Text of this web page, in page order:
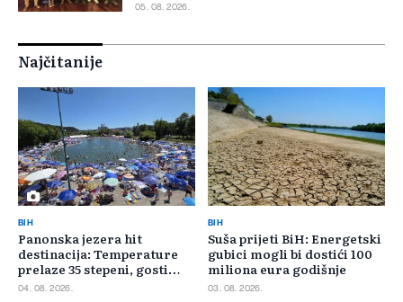
05. 08. 2026.
Najčitanije
BIH
Panonska jezera hit
destinacija: Temperature
prelaze 35 stepeni, gosti
pristižu iz cijele regije
04. 08. 2026.
BIH
Suša prijeti BiH: Energetski
gubici mogli bi dostići 100
miliona eura godišnje
03. 08. 2026.